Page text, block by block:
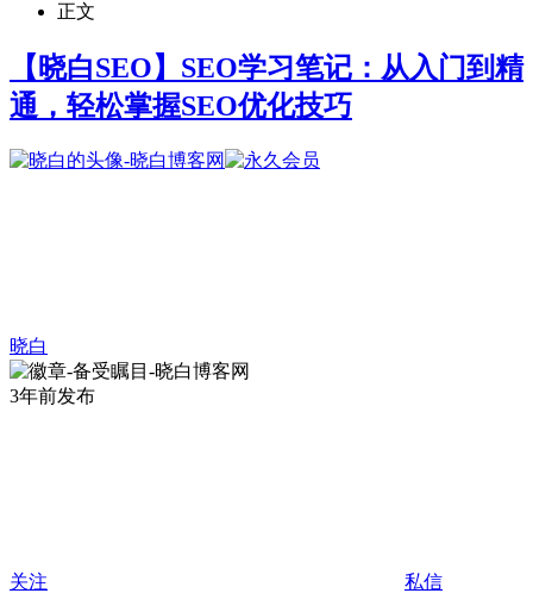
正文
【晓白SEO】SEO学习笔记：从入门到精
通，轻松掌握SEO优化技巧
晓白
3年前发布
关注 私信